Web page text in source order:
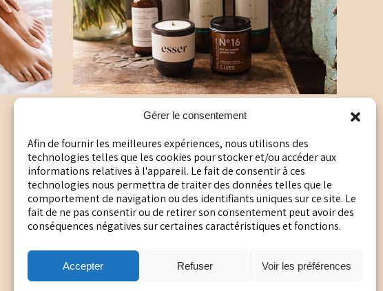
Gérer le consentement
Afin de fournir les meilleures expériences, nous utilisons des
technologies telles que les cookies pour stocker et/ou accéder aux
informations relatives à l'appareil. Le fait de consentir à ces
technologies nous permettra de traiter des données telles que le
comportement de navigation ou des identifiants uniques sur ce site. Le
fait de ne pas consentir ou de retirer son consentement peut avoir des
conséquences négatives sur certaines caractéristiques et fonctions.
Accepter Refuser Voir les préférences
POLITIQUE DE CONFIDENTIALITÉ
POLITIQUE EN MATIÈRE DE COOKIES